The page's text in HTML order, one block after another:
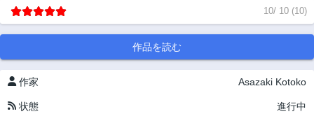
10/ 10 (10)
作品を読む
作家 Asazaki Kotoko
状態 進行中